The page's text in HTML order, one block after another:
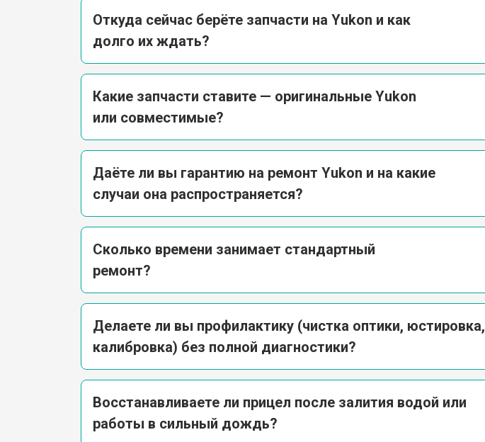
Откуда сейчас берёте запчасти на Yukon и как
долго их ждать?
Какие запчасти ставите — оригинальные Yukon
или совместимые?
Даёте ли вы гарантию на ремонт Yukon и на какие
случаи она распространяется?
Сколько времени занимает стандартный
ремонт?
Делаете ли вы профилактику (чистка оптики, юстировка,
калибровка) без полной диагностики?
Восстанавливаете ли прицел после залития водой или
работы в сильный дождь?